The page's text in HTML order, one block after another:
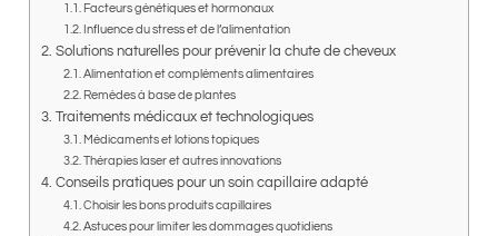
Facteurs génétiques et hormonaux
Influence du stress et de l’alimentation
Solutions naturelles pour prévenir la chute de cheveux
Alimentation et compléments alimentaires
Remèdes à base de plantes
Traitements médicaux et technologiques
Médicaments et lotions topiques
Thérapies laser et autres innovations
Conseils pratiques pour un soin capillaire adapté
Choisir les bons produits capillaires
Astuces pour limiter les dommages quotidiens